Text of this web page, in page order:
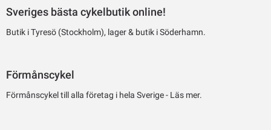
Sveriges bästa cykelbutik online!
Butik i Tyresö (Stockholm), lager & butik i Söderhamn.
Förmånscykel
Förmånscykel till alla företag i hela Sverige - Läs mer.